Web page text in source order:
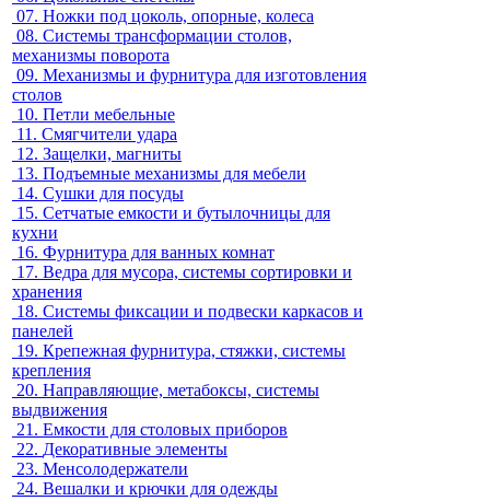
07. Ножки под цоколь, опорные, колеса
08. Системы трансформации столов,
механизмы поворота
09. Механизмы и фурнитура для изготовления
столов
10. Петли мебельные
11. Смягчители удара
12. Защелки, магниты
13. Подъемные механизмы для мебели
14. Сушки для посуды
15. Сетчатые емкости и бутылочницы для
кухни
16. Фурнитура для ванных комнат
17. Ведра для мусора, системы сортировки и
хранения
18. Системы фиксации и подвески каркасов и
панелей
19. Крепежная фурнитура, стяжки, системы
крепления
20. Направляющие, метабоксы, системы
выдвижения
21. Емкости для столовых приборов
22. Декоративные элементы
23. Менсолодержатели
24. Вешалки и крючки для одежды